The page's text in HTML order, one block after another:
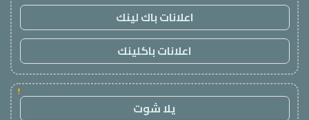
اعلانات باك لينك
اعلانات باكلينك
!
يلا شوت